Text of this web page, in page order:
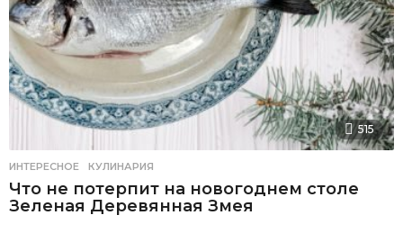
515
ИНТЕРЕСНОЕ ,КУЛИНАРИЯ
Что не потерпит на новогоднем столе
Зеленая Деревянная Змея